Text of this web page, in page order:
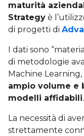
maturità
Strategy è
di progetti di
I dati sono
di metodologie
Machine Learning,
ampio volume e
modelli affidabili.
La necessità di
strettamente